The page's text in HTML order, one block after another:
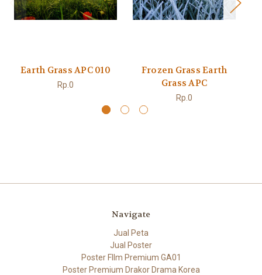
Earth Grass APC 010
Rp.0
Frozen Grass Earth
Grass APC
Rp.0
Navigate
Jual Peta
Jual Poster
Poster FIlm Premium GA01
Poster Premium Drakor Drama Korea